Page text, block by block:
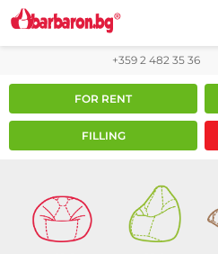
+359 2 482 35 36
FOR RENT
FILLING